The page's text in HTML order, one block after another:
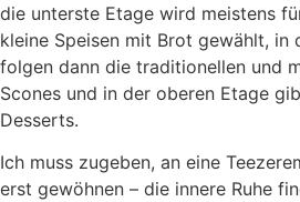
die unterste Etage wird meistens
kleine Speisen mit Brot gewählt, in
folgen dann die traditionellen und
Scones und in der oberen Etage
Desserts.
Ich muss zugeben, an eine
erst gewöhnen – die innere Ruhe